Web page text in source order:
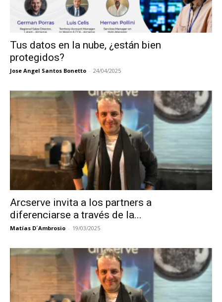
Tus datos en la nube, ¿están bien
protegidos?
Jose Angel Santos Bonetto - 24/04/2025
Arcserve invita a los partners a
diferenciarse a través de la...
Matías D´Ambrosio - 19/03/2025